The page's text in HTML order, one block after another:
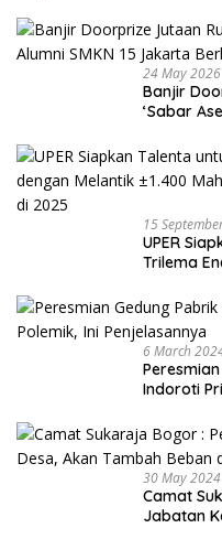
24 May 2026
Banjir
‘Sabar
15
UPER
Trilema
2025
6 March
Indoroti
30 May 2024
Camat
Jabatan